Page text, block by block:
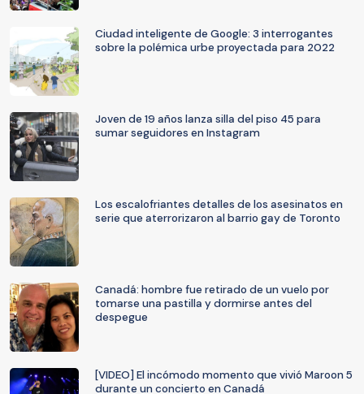
Ciudad inteligente de Google: 3 interrogantes
sobre la polémica urbe proyectada para 2022
Joven de 19 años lanza silla del piso 45 para
sumar seguidores en Instagram
Los escalofriantes detalles de los asesinatos en
serie que aterrorizaron al barrio gay de Toronto
Canadá: hombre fue retirado de un vuelo por
tomarse una pastilla y dormirse antes del
despegue
[VIDEO] El incómodo momento que vivió Maroon 5
durante un concierto en Canadá